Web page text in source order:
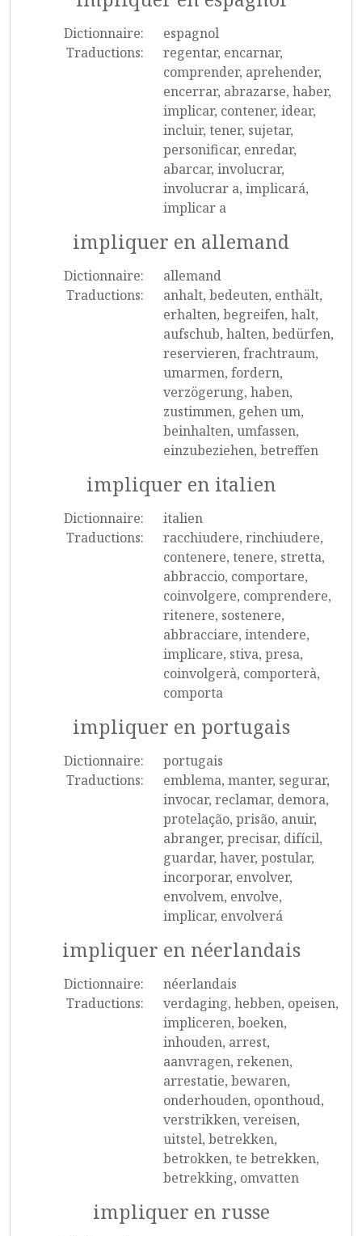
Dictionnaire:
espagnol
Traductions:
regentar, encarnar,
comprender, aprehender,
encerrar, abrazarse, haber,
implicar, contener, idear,
incluir, tener, sujetar,
personificar, enredar,
abarcar, involucrar,
involucrar a, implicará,
implicar a
impliquer en allemand
Dictionnaire:
allemand
Traductions:
anhalt, bedeuten, enthält,
erhalten, begreifen, halt,
aufschub, halten, bedürfen,
reservieren, frachtraum,
umarmen, fordern,
verzögerung, haben,
zustimmen, gehen um,
beinhalten, umfassen,
einzubeziehen, betreffen
impliquer en italien
Dictionnaire:
italien
Traductions:
racchiudere, rinchiudere,
contenere, tenere, stretta,
abbraccio, comportare,
coinvolgere, comprendere,
ritenere, sostenere,
abbracciare, intendere,
implicare, stiva, presa,
coinvolgerà, comporterà,
comporta
impliquer en portugais
Dictionnaire:
portugais
Traductions:
emblema, manter, segurar,
invocar, reclamar, demora,
protelação, prisão, anuir,
abranger, precisar, difícil,
guardar, haver, postular,
incorporar, envolver,
envolvem, envolve,
implicar, envolverá
impliquer en néerlandais
Dictionnaire:
néerlandais
Traductions:
verdaging, hebben, opeisen,
impliceren, boeken,
inhouden, arrest,
aanvragen, rekenen,
arrestatie, bewaren,
onderhouden, oponthoud,
verstrikken, vereisen,
uitstel, betrekken,
betrokken, te betrekken,
betrekking, omvatten
impliquer en russe